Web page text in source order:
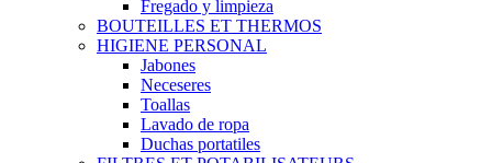
Fregado y limpieza
BOUTEILLES ET THERMOS
HIGIENE PERSONAL
Jabones
Neceseres
Toallas
Lavado de ropa
Duchas portatiles